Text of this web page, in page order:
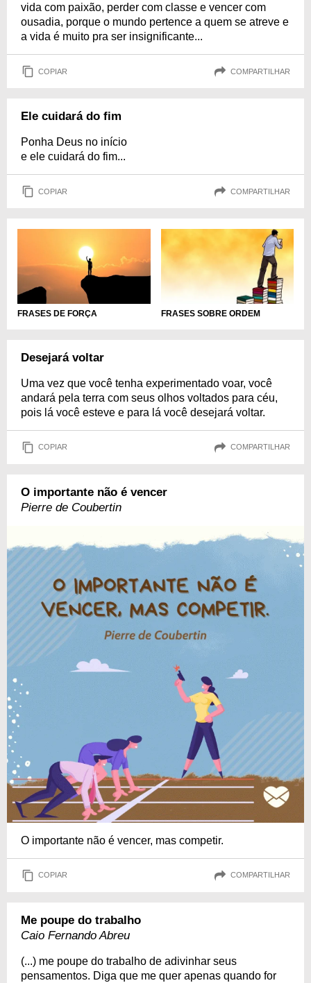
vida com paixão, perder com classe e vencer com
ousadia, porque o mundo pertence a quem se atreve e
a vida é muito pra ser insignificante...
COPIAR COMPARTILHAR
Ele cuidará do fim
Ponha Deus no início
e ele cuidará do fim...
COPIAR COMPARTILHAR
FRASES DE FORÇA FRASES SOBRE ORDEM
Desejará voltar
Uma vez que você tenha experimentado voar, você
andará pela terra com seus olhos voltados para céu,
pois lá você esteve e para lá você desejará voltar.
COPIAR COMPARTILHAR
O importante não é vencer
Pierre de Coubertin
O importante não é vencer, mas competir.
COPIAR COMPARTILHAR
Me poupe do trabalho
Caio Fernando Abreu
(...) me poupe do trabalho de adivinhar seus
pensamentos. Diga que me quer apenas quando for